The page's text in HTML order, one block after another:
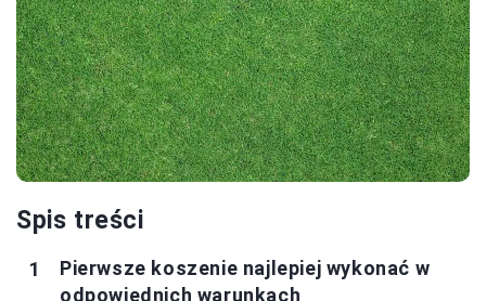
Spis treści
Pierwsze koszenie najlepiej wykonać w
odpowiednich warunkach